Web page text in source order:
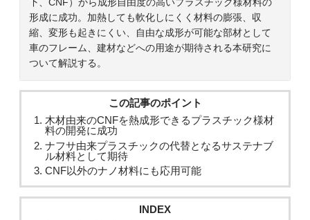
下、CNF）から成形自由度の高いプラスチック様材料の
形成に成功。加熱しても軟化しにくく材料の膨張、収
縮、変形も起きにくい、自由な成形が可能な部材として
車のフレーム、建材などへの用途が期待される本研究に
ついて解説する。
この記事のポイント
木材由来のCNFを熱成形できるプラスチック様材
料の開発に成功
ナフサ由来プラスチックの代替となるサステナブ
ル材料として期待
CNF以外のナノ材料にも応用可能
INDEX